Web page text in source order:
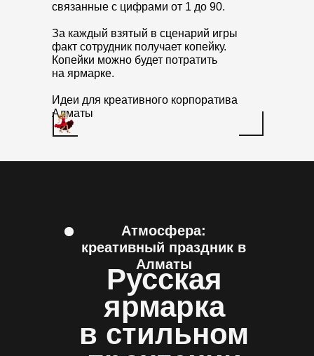
связанные с цифрами от 1 до 90.
За каждый взятый в сценарий игры
факт сотрудник получает копейку.
Копейки можно будет потратить
на ярмарке.
Идеи для креативного корпоратива
Алматы
Атмосфера:
креативный праздник в
Алматы
Русская
ярмарка
в стильном